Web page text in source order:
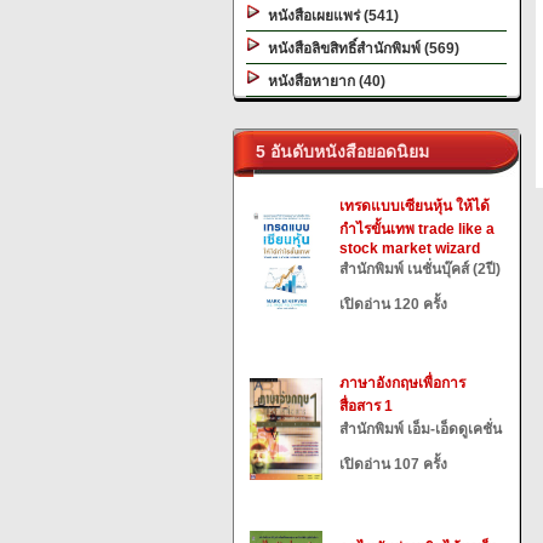
หนังสือเผยแพร่ (541)
หนังสือลิขสิทธิ์สำนักพิมพ์ (569)
หนังสือหายาก (40)
5 อันดับหนังสือยอดนิยม
เทรดแบบเซียนหุ้น ให้ได้
กำไรขั้นเทพ trade like a
stock market wizard
สำนักพิมพ์ เนชั่นบุ๊คส์ (2ปี)
เปิดอ่าน 120 ครั้ง
ภาษาอังกฤษเพื่อการ
สื่อสาร 1
สำนักพิมพ์ เอ็ม-เอ็ดดูเคชั่น
เปิดอ่าน 107 ครั้ง